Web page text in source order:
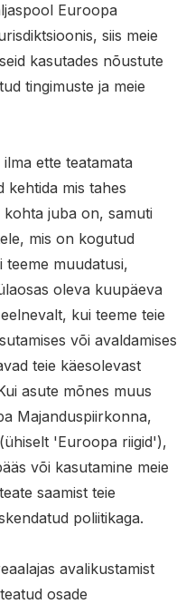
Euroopa
siis meie
kasutades nõustute
tingimuste ja meie
ette teatamata
kehtida mis tahes
kohta juba on, samuti
mis on kogutud
teeme muudatusi,
oleva kuupäeva
kui teeme teie
või avaldamises
teie käesolevast
asute mõnes muus
Majanduspiirkonna,
'Euroopa riigid'),
või kasutamine meie
saamist teie
poliitikaga.
avalikustamist
osade